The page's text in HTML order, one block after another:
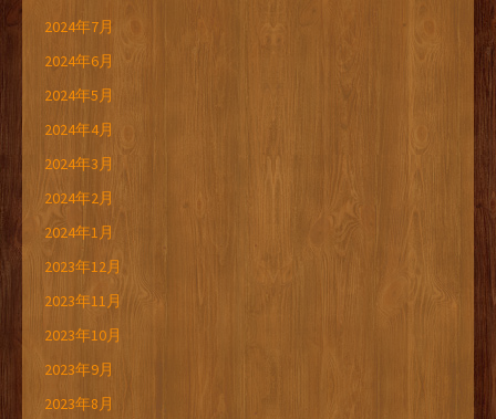
2024年7月
2024年6月
2024年5月
2024年4月
2024年3月
2024年2月
2024年1月
2023年12月
2023年11月
2023年10月
2023年9月
2023年8月